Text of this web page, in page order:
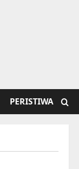
PERISTIWA